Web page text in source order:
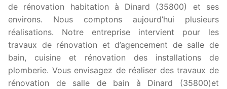
de rénovation habitation à Dinard (35800) et ses
environs. Nous comptons aujourd’hui plusieurs
réalisations. Notre entreprise intervient pour les
travaux de rénovation et d’agencement de salle de
bain, cuisine et rénovation des installations de
plomberie. Vous envisagez de réaliser des travaux de
rénovation de salle de bain à Dinard (35800)et